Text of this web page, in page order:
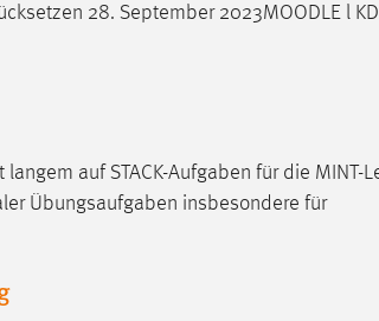
28. September 2023MOODLE l
auf STACK-Aufgaben für die MINT-
Übungsaufgaben insbesondere für
von diesen